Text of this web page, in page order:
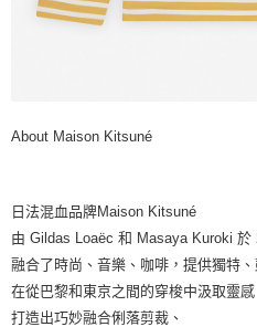
About Maison Kitsuné
日法混血品牌Maison Kitsuné
由 Gildas Loaëc 和 Masaya Kuroki 於
融合了時尚、音樂、咖啡，提供獨特
在從巴黎和東京之間的穿梭中汲取靈感
打造出巧妙融合俐落剪裁、